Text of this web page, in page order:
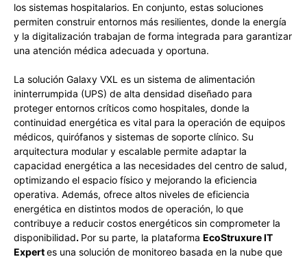
los sistemas hospitalarios. En conjunto, estas soluciones
permiten construir entornos más resilientes, donde la energía
y la digitalización trabajan de forma integrada para garantizar
una atención médica adecuada y oportuna.
La solución Galaxy VXL es un sistema de alimentación
ininterrumpida (UPS) de alta densidad diseñado para
proteger entornos críticos como hospitales, donde la
continuidad energética es vital para la operación de equipos
médicos, quirófanos y sistemas de soporte clínico. Su
arquitectura modular y escalable permite adaptar la
capacidad energética a las necesidades del centro de salud,
optimizando el espacio físico y mejorando la eficiencia
operativa. Además, ofrece altos niveles de eficiencia
energética en distintos modos de operación, lo que
contribuye a reducir costos energéticos sin comprometer la
disponibilidad. Por su parte, la plataforma EcoStruxure IT
Expertes una solución de monitoreo basada en la nube que